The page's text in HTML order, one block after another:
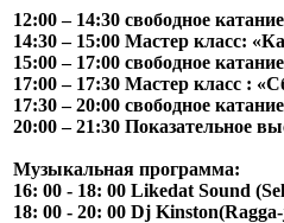
12:00 – 14:30 свободное катание
14:30 – 15:00 Мастер класс:
15:00 – 17:00 свободное катание
17:00 – 17:30 Мастер класс :
17:30 – 20:00 свободное катание
20:00 – 21:30 Показательное
Музыкальная программа:
16: 00 - 18: 00 Likedat Sound
18: 00 - 20: 00 Dj